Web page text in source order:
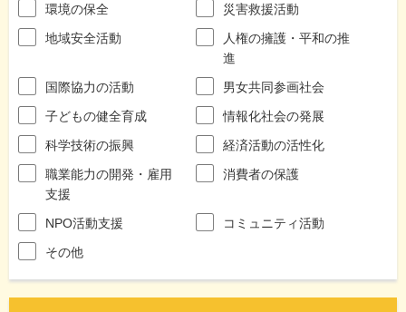
環境の保全
災害救援活動
地域安全活動
人権の擁護・平和の推
進
国際協力の活動
男女共同参画社会
子どもの健全育成
情報化社会の発展
科学技術の振興
経済活動の活性化
職業能力の開発・雇用
支援
消費者の保護
NPO活動支援
コミュニティ活動
その他